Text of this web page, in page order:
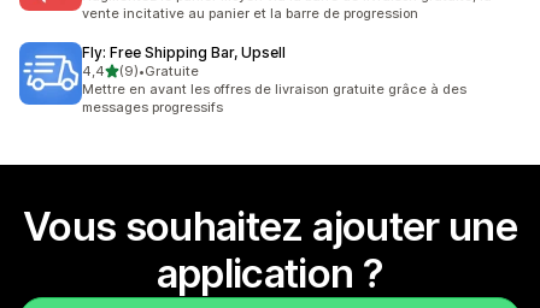
vente incitative au panier et la barre de progression
Fly: Free Shipping Bar, Upsell
4,4étoile(s) sur 5
(9)
9 avis au total
•Gratuite
Mettre en avant les offres de livraison gratuite grâce à des
messages progressifs
Vous souhaitez ajouter une
application ?